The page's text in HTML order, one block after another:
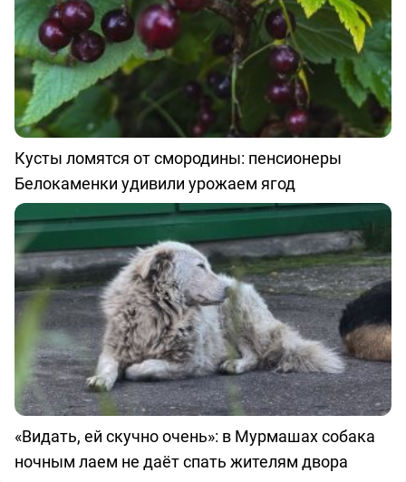
Кусты ломятся от смородины: пенсионеры
Белокаменки удивили урожаем ягод
«Видать, ей скучно очень»: в Мурмашах собака
ночным лаем не даёт спать жителям двора